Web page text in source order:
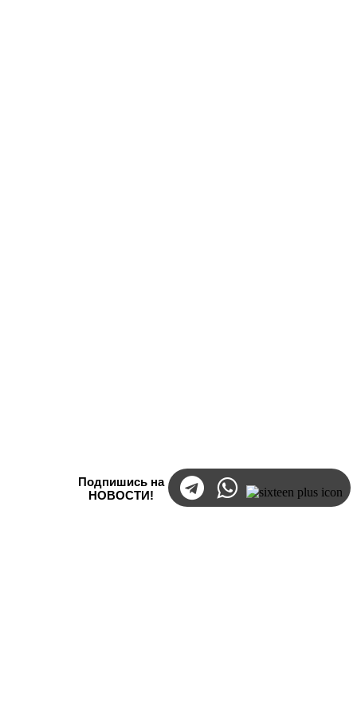
Подпишись на
НОВОСТИ!